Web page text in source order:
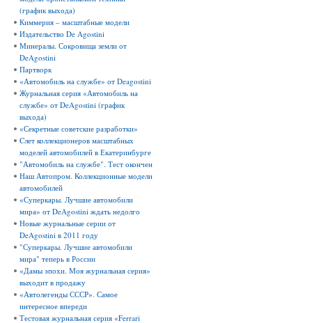
(график выхода)
Киммерия – масштабные модели
Издательство De Agostini
Минералы. Сокровища земли от
DeAgostini
Партворк
«Автомобиль на службе» от Deagostini
Журнальная серия «Автомобиль на
службе» от DeAgostini (график
выхода)
«Секретные советские разработки»
Cлет коллекционеров масштабных
моделей автомобилей в Екатеринбурге
"Автомобиль на службе". Тест окончен
Наш Автопром. Коллекционные модели
автомобилей
«Суперкары. Лучшие автомобили
мира» от DeAgostini ждать недолго
Новые журнальные серии от
DeAgostini в 2011 году
"Суперкары. Лучшие автомобили
мира" теперь в России
«Дамы эпохи. Моя журнальная серия»
выходит в продажу
«Автолегенды СССР». Самое
интересное впереди
Тестовая журнальная серия «Ferrari